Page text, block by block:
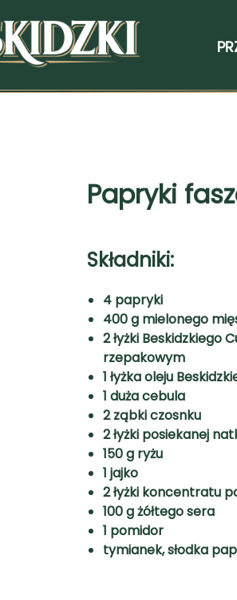
Papryki
Składniki:
4 papryki
400 g mielonego
2 łyżki Beskidzkiego
rzepakowym
1 łyżka oleju
1 duża cebula
2 ząbki czosnku
2 łyżki posiekanej
150 g ryżu
1 jajko
2 łyżki koncentratu
100 g żółtego sera
1 pomidor
tymianek, słodka